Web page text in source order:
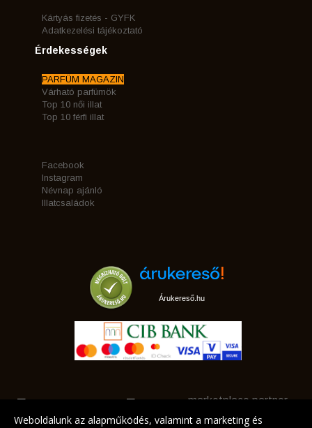
Kártyás fizetés - GYFK
Adatkezelési tájékoztató
Érdekességek
PARFÜM MAGAZIN
Várható parfümök
Top 10 női illat
Top 10 férfi illat
Facebook
Instagram
Névnap ajánló
Illatcsaládok
Árukereső.hu
marketplace partner
Weboldalunk az alapműködés, valamint a marketing és